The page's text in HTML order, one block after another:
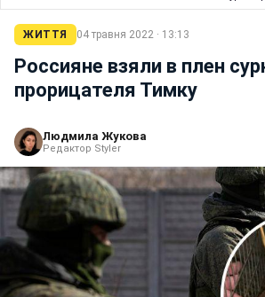
ЖИТТЯ 04 травня 2022 · 13:13
Россияне взяли в плен
прорицателя Тимку
Людмила Жукова
Редактор Styler